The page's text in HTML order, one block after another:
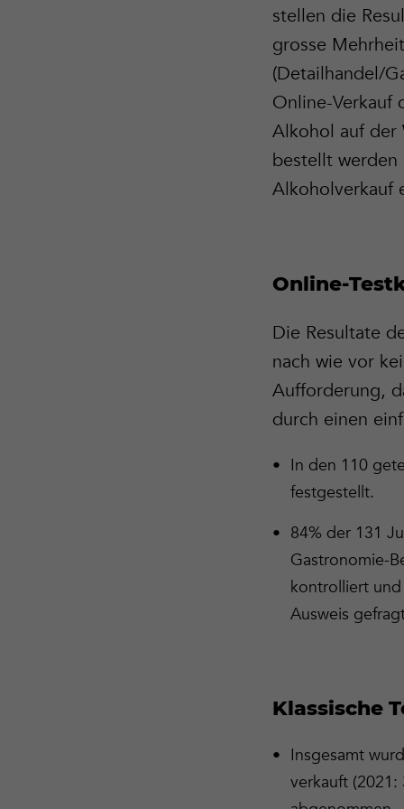
stellen die
grosse
(Detailhandel/
Online-Verkauf
Alkohol auf der
bestellt werden
Alkoholverkauf
Online-
Die Resultate
nach wie vor
Aufforderung,
durch einen
In den 110
festgestellt.
84% der 131
Gastronomie-
kontrolliert
Ausweis
Klassische
Insgesamt
verkauft